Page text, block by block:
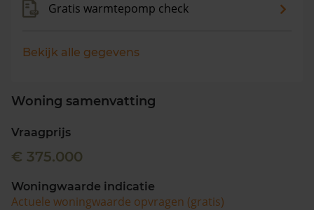
Gratis warmtepomp check
Bekijk alle gegevens
Woning samenvatting
Vraagprijs
€ 375.000
Woningwaarde indicatie
Actuele woningwaarde opvragen (gratis)